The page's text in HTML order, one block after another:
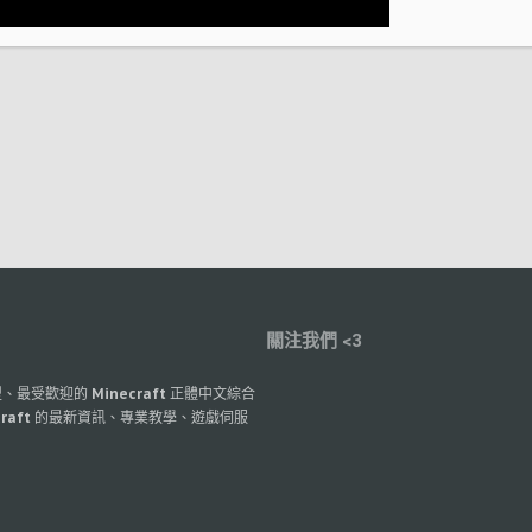
受歡迎的 Minecraft 正體中文綜合
的最新資訊、專業教學、遊戲伺服
關注我們 <3